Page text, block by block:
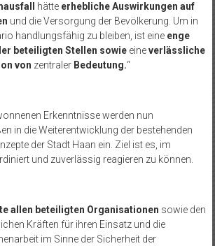
hätte erhebliche Auswirkungen auf
und die Versorgung der Bevölkerung. Um in
handlungsfähig zu bleiben, ist eine enge
beteiligten Stellen sowie eineverlässliche
von zentraler Bedeutung.“
Erkenntnisse werden nun
in die Weiterentwicklung der bestehenden
der Stadt Haan ein. Ziel ist es, im
und zuverlässig reagieren zu können.
allen beteiligten Organisationen sowie den
Kräften für ihren Einsatz und die
im Sinne der Sicherheit der